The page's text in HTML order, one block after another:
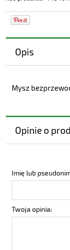
Opis
Mysz
Opinie o
Imię lub
Twoja opinia: